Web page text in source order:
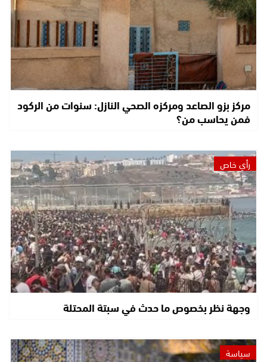
مركز بزو الصاعد ومركزه الصحي النازل: سنوات من الركود
فمن يحاسب من؟
رأي خاص
وجهة نظر بخصوص ما حدث في سبتة المحتلة
سياسة